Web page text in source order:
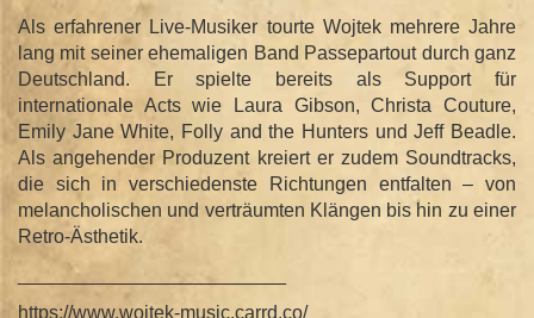
Als erfahrener Live-Musiker tourte Wojtek mehrere Jahre
lang mit seiner ehemaligen Band Passepartout durch ganz
Deutschland. Er spielte bereits als Support für
internationale Acts wie Laura Gibson, Christa Couture,
Emily Jane White, Folly and the Hunters und Jeff Beadle.
Als angehender Produzent kreiert er zudem Soundtracks,
die sich in verschiedenste Richtungen entfalten – von
melancholischen und verträumten Klängen bis hin zu einer
Retro-Ästhetik.
_________________________
https://www.wojtek-music.carrd.co/